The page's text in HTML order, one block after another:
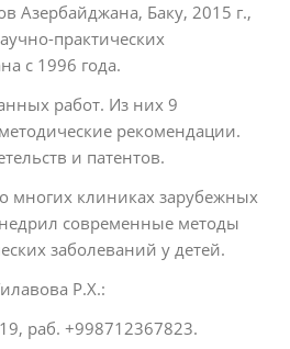
Азербайджана, Баку, 2015 г.,
практических
с 1996 года.
работ. Из них 9
рекомендации.
и патентов.
многих клиниках зарубежных
современные методы
заболеваний у детей.
Р.Х.:
раб. +998712367823.